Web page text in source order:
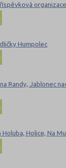
organizace
Humpolec
Randy, Jablonec
Holuba, Holice, Na